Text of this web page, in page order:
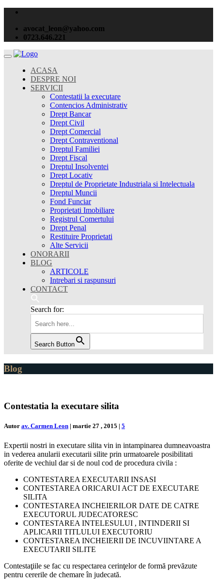
avocat_leon@yahoo.com
0723.646.221
ACASA
DESPRE NOI
SERVICII
Contestatii la executare
Contencios Administrativ
Drept Bancar
Drept Civil
Drept Comercial
Drept Contraventional
Dreptul Familiei
Drept Fiscal
Dreptul Insolventei
Drept Locativ
Dreptul de Proprietate Industriala si Intelectuala
Dreptul Muncii
Fond Funciar
Proprietati Imobiliare
Registrul Comertului
Drept Penal
Restituire Proprietati
Alte Servicii
ONORARII
BLOG
ARTICOLE
Intrebari si raspunsuri
CONTACT
Search for:
Search Button
Blog
Contestatia la executare silita
Autor av. Carmen Leon | martie 27 , 2015 | 5
Expertii nostri in executare silita vin in intampinarea dumneavoastra
in vederea anularii executarii silite prin urmatoarele posibilitati
oferite de vechiul dar si de noul cod de procedura civila :
CONTESTAREA EXECUTARII INSASI
CONTESTAREA ORICARUI ACT DE EXECUTARE
SILITA
CONTESTAREA INCHEIERILOR DATE DE CATRE
EXECUTORUL JUDECATORESC
CONTESTAREA INTELESULUI , INTINDERII SI
APLICARII TITLULUI EXECUTORIU
CONTESTAREA INCHEIERII DE INCUVIINTARE A
EXECUTARII SILITE
Contestaţiile se fac cu respectarea cerinţelor de formă prevăzute
pentru cererile de chemare în judecată.